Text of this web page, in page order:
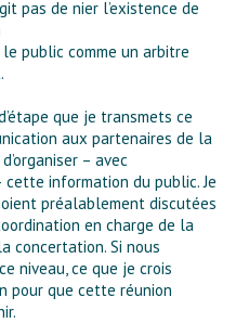
pas de nier l’existence de
public comme un arbitre
que je transmets ce
aux partenaires de la
– avec
information du public. Je
préalablement discutées
en charge de la
concertation. Si nous
niveau, ce que je crois
pour que cette réunion